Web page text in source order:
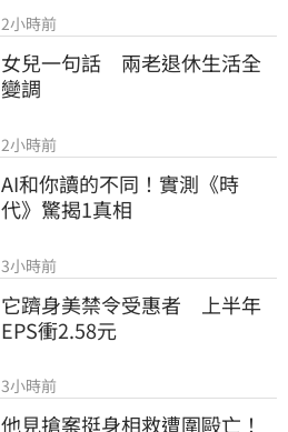
2小時前
女兒一句話　兩老退休生活全
變調
2小時前
AI和你讀的不同！實測《時
代》驚揭1真相
3小時前
它躋身美禁令受惠者　上半年
EPS衝2.58元
3小時前
他見搶案挺身相救遭圍毆亡！